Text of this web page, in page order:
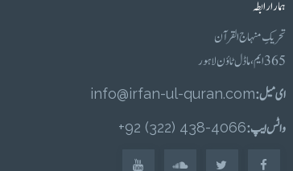
ہمارا رابطہ
تحریکِ منہاج القرآن
365 ایم، ماڈل ٹاؤن لاہور
ای میل :info@irfan-ul-quran.com
واٹس ایپ :4066-438 (322) 92+